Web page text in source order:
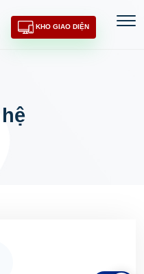
KHO GIAO DIỆN